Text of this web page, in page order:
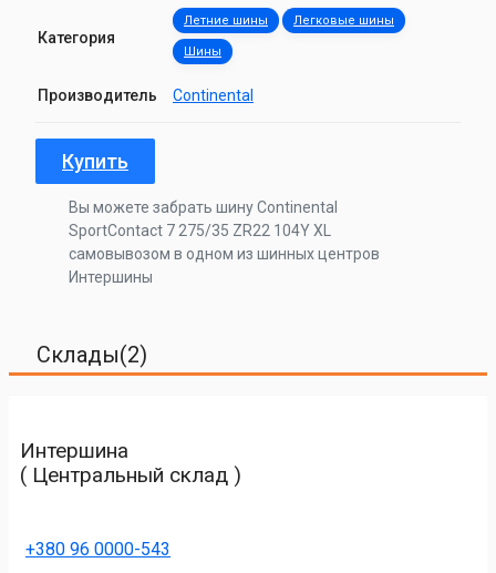
Категория
Летние шины Легковые шины
Шины
Производитель Continental
Купить
Вы можете забрать шину Continental
SportContact 7 275/35 ZR22 104Y XL
самовывозом в одном из шинных центров
Интершины
Склады(2)
Интершина
( Центральный склад )
+380 96 0000-543